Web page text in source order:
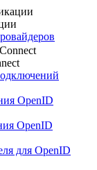
OpenID
OpenID
для OpenID